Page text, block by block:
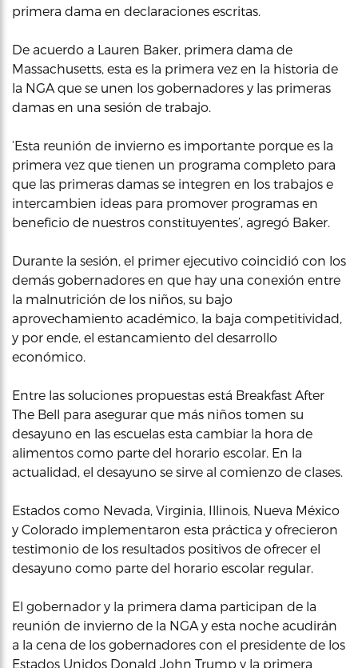
primera dama en declaraciones escritas.
De acuerdo a Lauren Baker, primera dama de
Massachusetts, esta es la primera vez en la historia de
la NGA que se unen los gobernadores y las primeras
damas en una sesión de trabajo.
‘Esta reunión de invierno es importante porque es la
primera vez que tienen un programa completo para
que las primeras damas se integren en los trabajos e
intercambien ideas para promover programas en
beneficio de nuestros constituyentes’, agregó Baker.
Durante la sesión, el primer ejecutivo coincidió con los
demás gobernadores en que hay una conexión entre
la malnutrición de los niños, su bajo
aprovechamiento académico, la baja competitividad,
y por ende, el estancamiento del desarrollo
económico.
Entre las soluciones propuestas está Breakfast After
The Bell para asegurar que más niños tomen su
desayuno en las escuelas esta cambiar la hora de
alimentos como parte del horario escolar. En la
actualidad, el desayuno se sirve al comienzo de clases.
Estados como Nevada, Virginia, Illinois, Nueva México
y Colorado implementaron esta práctica y ofrecieron
testimonio de los resultados positivos de ofrecer el
desayuno como parte del horario escolar regular.
El gobernador y la primera dama participan de la
reunión de invierno de la NGA y esta noche acudirán
a la cena de los gobernadores con el presidente de los
Estados Unidos Donald John Trump y la primera